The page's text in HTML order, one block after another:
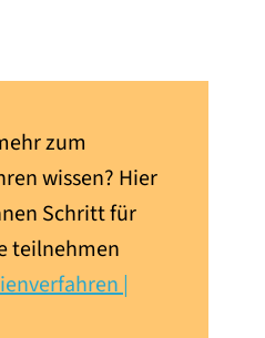
zum
wissen? Hier
Schritt für
teilnehmen
|